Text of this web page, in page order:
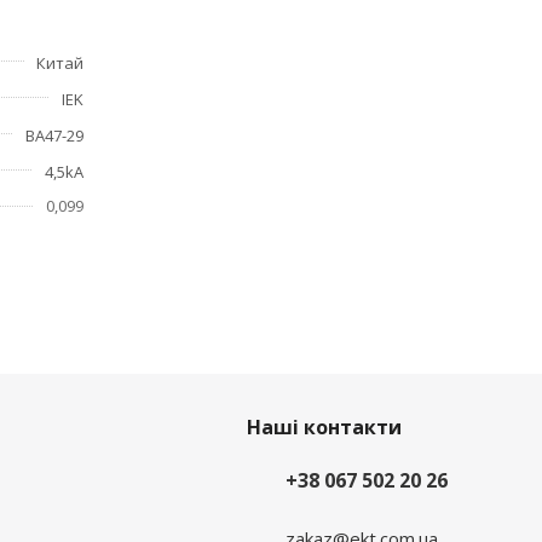
Китай
IEK
ВА47-29
4,5kA
0,099
Наші контакти
+38 067 502 20 26